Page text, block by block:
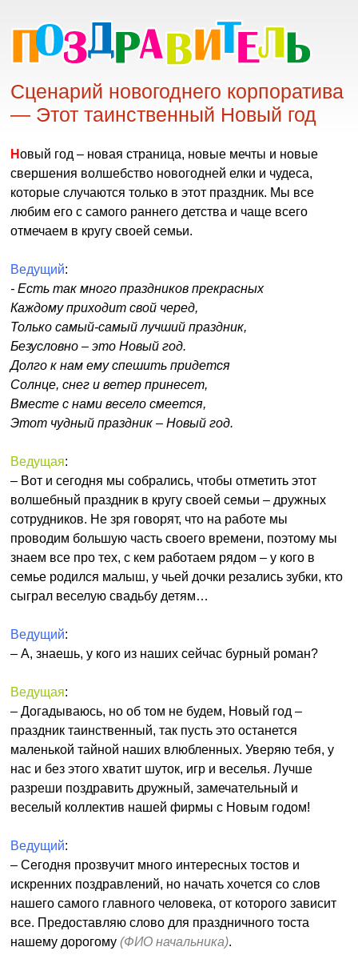
Сценарий новогоднего корпоратива
— Этот таинственный Новый год
Новый год – новая страница, новые мечты и новые
свершения волшебство новогодней елки и чудеса,
которые случаются только в этот праздник. Мы все
любим его с самого раннего детства и чаще всего
отмечаем в кругу своей семьи.
Ведущий:
- Есть так много праздников прекрасных
Каждому приходит свой черед,
Только самый-самый лучший праздник,
Безусловно – это Новый год.
Долго к нам ему спешить придется
Солнце, снег и ветер принесет,
Вместе с нами весело смеется,
Этот чудный праздник – Новый год.
Ведущая:
– Вот и сегодня мы собрались, чтобы отметить этот
волшебный праздник в кругу своей семьи – дружных
сотрудников. Не зря говорят, что на работе мы
проводим большую часть своего времени, поэтому мы
знаем все про тех, с кем работаем рядом – у кого в
семье родился малыш, у чьей дочки резались зубки, кто
сыграл веселую свадьбу детям…
Ведущий:
– А, знаешь, у кого из наших сейчас бурный роман?
Ведущая:
– Догадываюсь, но об том не будем, Новый год –
праздник таинственный, так пусть это останется
маленькой тайной наших влюбленных. Уверяю тебя, у
нас и без этого хватит шуток, игр и веселья. Лучше
разреши поздравить дружный, замечательный и
веселый коллектив нашей фирмы с Новым годом!
Ведущий:
– Сегодня прозвучит много интересных тостов и
искренних поздравлений, но начать хочется со слов
нашего самого главного человека, от которого зависит
все. Предоставляю слово для праздничного тоста
нашему дорогому(ФИО начальника).